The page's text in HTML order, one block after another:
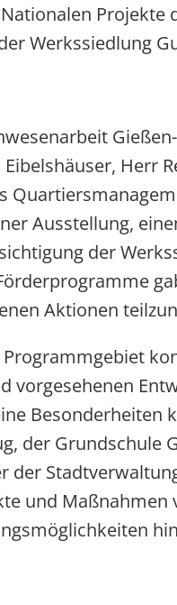
Projekte
Werkssiedlung
Herr
Ausstellung,
der
Aktionen
vorgesehenen
Besonderheiten
der Grundschule
der
und Maßnahmen